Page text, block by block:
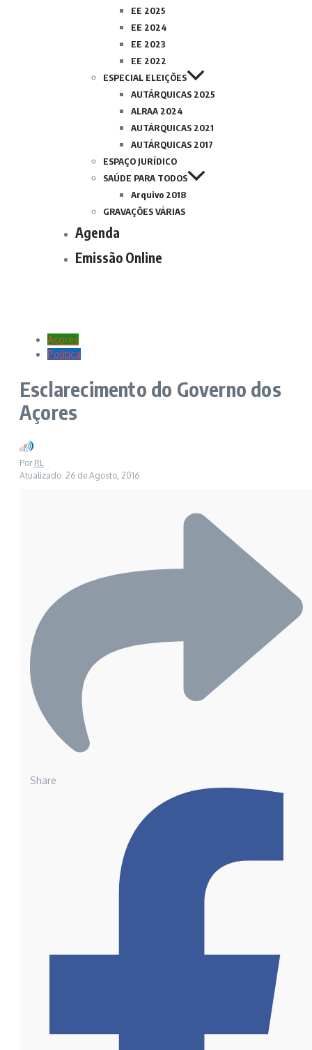
EE 2025
EE 2024
EE 2023
EE 2022
ESPECIAL ELEIÇÕES
AUTÁRQUICAS 2025
ALRAA 2024
AUTÁRQUICAS 2021
AUTÁRQUICAS 2017
ESPAÇO JURÍDICO
SAÚDE PARA TODOS
Arquivo 2018
GRAVAÇÕES VÁRIAS
Agenda
Emissão Online
Açores
Politica
Esclarecimento do Governo dos
Açores
Por RL
Atualizado: 26 de Agosto, 2016
Share